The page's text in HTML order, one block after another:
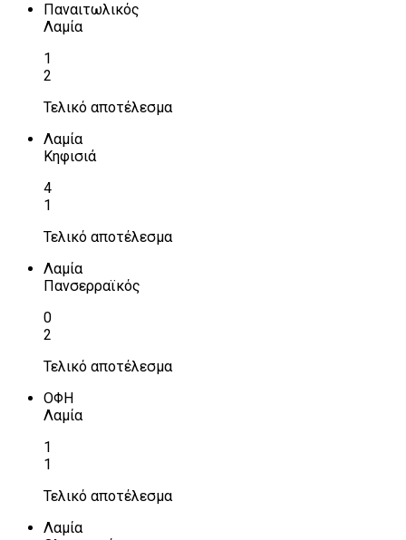
Παναιτωλικός
Λαμία
1
2
Τελικό αποτέλεσμα
Λαμία
Κηφισιά
4
1
Τελικό αποτέλεσμα
Λαμία
Πανσερραϊκός
0
2
Τελικό αποτέλεσμα
ΟΦΗ
Λαμία
1
1
Τελικό αποτέλεσμα
Λαμία